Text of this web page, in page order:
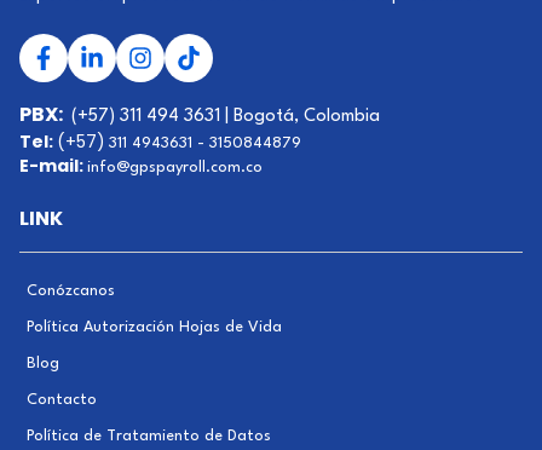
PBX: (+57) 311 494 3631 | Bogotá, Colombia
Tel: (+57) 311 4943631 - 3150844879
E-mail: info@gpspayroll.com.co
LINK
Conózcanos
Política Autorización Hojas de Vida
Blog
Contacto
Política de Tratamiento de Datos